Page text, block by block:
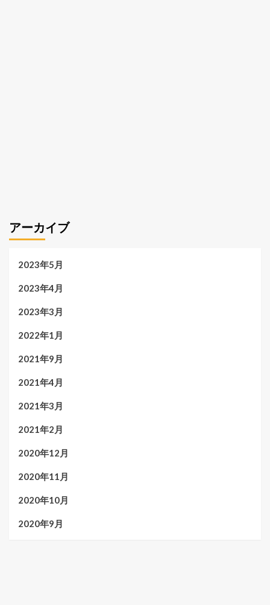
アーカイブ
2023年5月
2023年4月
2023年3月
2022年1月
2021年9月
2021年4月
2021年3月
2021年2月
2020年12月
2020年11月
2020年10月
2020年9月